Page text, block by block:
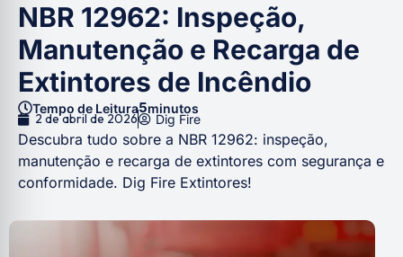
NBR 12962: Inspeção,
Manutenção e Recarga de
Extintores de Incêndio
Tempo de Leitura5minutos
2 de abril de 2026 Dig Fire
Descubra tudo sobre a NBR 12962: inspeção,
manutenção e recarga de extintores com segurança e
conformidade. Dig Fire Extintores!